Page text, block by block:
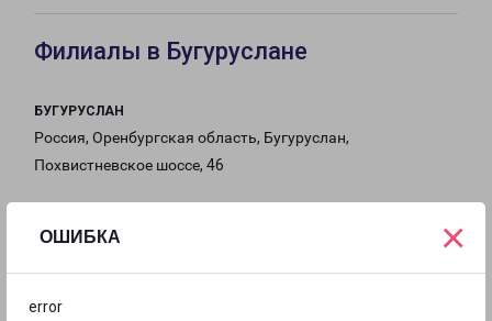
ОШИБКА
error
×
Филиалы в Бугуруслане
БУГУРУСЛАН
Россия, Оренбургская область, Бугуруслан,
Похвистневское шоссе, 46